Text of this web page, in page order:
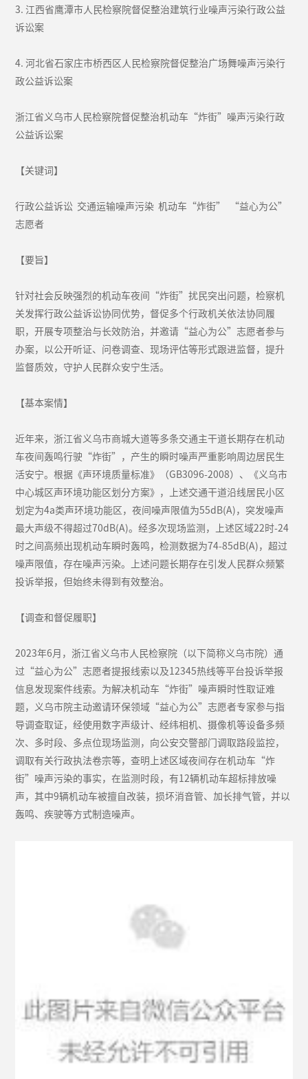
3. 江西省鹰潭市人民检察院督促整治建筑行业噪声污染行政公益
诉讼案
4. 河北省石家庄市桥西区人民检察院督促整治广场舞噪声污染行
政公益诉讼案
浙江省义乌市人民检察院督促整治机动车“炸街”噪声污染行政
公益诉讼案
【关键词】
行政公益诉讼 交通运输噪声污染 机动车“炸街” “益心为公”
志愿者
【要旨】
针对社会反映强烈的机动车夜间“炸街”扰民突出问题，检察机
关发挥行政公益诉讼协同优势，督促多个行政机关依法协同履
职，开展专项整治与长效防治，并邀请“益心为公”志愿者参与
办案，以公开听证、问卷调查、现场评估等形式跟进监督，提升
监督质效，守护人民群众安宁生活。
【基本案情】
近年来，浙江省义乌市商城大道等多条交通主干道长期存在机动
车夜间轰鸣行驶“炸街”，产生的瞬时噪声严重影响周边居民生
活安宁。根据《声环境质量标准》（GB3096-2008）、《义乌市
中心城区声环境功能区划分方案》，上述交通干道沿线居民小区
划定为4a类声环境功能区，夜间噪声限值为55dB(A)，突发噪声
最大声级不得超过70dB(A)。经多次现场监测，上述区域22时-24
时之间高频出现机动车瞬时轰鸣，检测数据为74-85dB(A)，超过
噪声限值，存在噪声污染。上述问题长期存在引发人民群众频繁
投诉举报，但始终未得到有效整治。
【调查和督促履职】
2023年6月，浙江省义乌市人民检察院（以下简称义乌市院）通
过“益心为公”志愿者提报线索以及12345热线等平台投诉举报
信息发现案件线索。为解决机动车“炸街”噪声瞬时性取证难
题，义乌市院主动邀请环保领域“益心为公”志愿者专家参与指
导调查取证，经使用数字声级计、经纬相机、摄像机等设备多频
次、多时段、多点位现场监测，向公安交警部门调取路段监控，
调取有关行政执法卷宗等，查明上述区域夜间存在机动车“炸
街”噪声污染的事实，在监测时段，有12辆机动车超标排放噪
声，其中9辆机动车被擅自改装，损坏消音管、加长排气管，并以
轰鸣、疾驶等方式制造噪声。